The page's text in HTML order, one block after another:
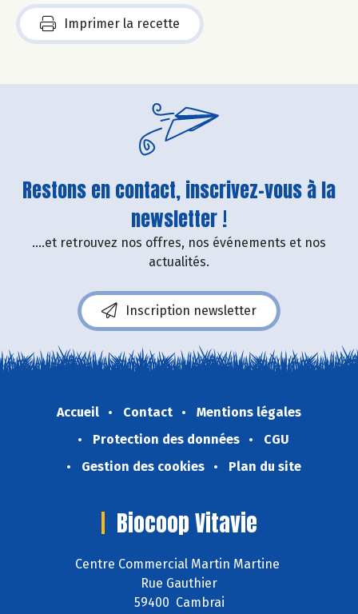
Imprimer la recette
Restons en contact, inscrivez-vous à la
newsletter !
....et retrouvez nos offres, nos événements et nos
actualités.
Inscription newsletter
Accueil Contact
Mentions légales
Protection des données
CGU
Gestion des cookies
Plan du site
Biocoop Vitavie
Centre Commercial Martin Martine
Rue Gauthier
59400 Cambrai